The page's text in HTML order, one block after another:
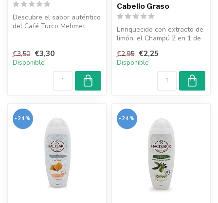
Descubre el sabor auténtico
del Café Turco Mehmet
€3,50 €3,30
Disponible
Cabello Graso
Enriquecido con extracto de
limón, el Champú 2 en 1 de
€2,95 €2,25
Disponible
-24% -24%